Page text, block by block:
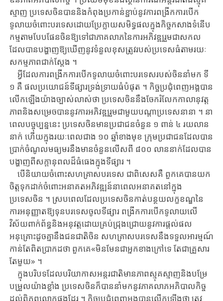
ស្មាញ ​ប្រទេស​ចិន​បាន​និង​កំពុង​ប្រកាន់​ខ្ជាប់​នូវ​ការ​ពង្រីក​ការបើក
ទូលាយ​ចំពោះ​បរទេស​ដោយ​ប្រែ​ក្លាយ​សមិទ្ធ​ផល​ក្នុង​កិច្ច​កសាងទំនើប
កម្មតាមបែបផែនចិន​ឱ្យ​ទៅជា​ភាគលាភ​នៃ​ការ​អភិវឌ្ឍរួម​ជាសកល ​
ដែល​បាន​បង្ហាញឱ្យឃើញនូវទំនួលខុស​ត្រូវ​របស់​ប្រទេស​ធំ​តាម​រយៈ​
សកម្មភាពជាក់ស្តែង ​។
អ្វីដែល​ការ​ពង្រីក​ការបើកទូលាយ​ចំពោះ​បរទេស​របស់​ចិន​​នាំមក ​ទី ​
១ ​គឺ ​ផលប្រយោជន៍​ទីផ្សារ​ទ្រង់​ទ្រាយ​ធំបំផុត ​។ ​កិច្ចប្រជុំពេញអង្គ​បាន​
លើក​ឡើង​យ៉ាងច្បាស់លាស់​ថា ​ប្រទេសចិន​នឹង​ចែករំលែកកាលានុវត្ត
ភាព​និង​សម្រេចបាននូវការអភិវឌ្ឍរួម​ជាមួយ​បណ្តា​ប្រទេស​នា​នា ​។ ​នា
ពេល​បច្ចុ​ប្បន្ន​នេះ ​ប្រទេសចិន​មាន​ប្រជាជនចំនួន ​១ ​ពាន់ ​៤ ​រយ​លាន​
នាក់ ​ហើយ​ក្នុង​រយៈពេល​ជាង ​១០ ​ឆ្នាំខាងមុខ ​ក្រុម​ប្រជាជន​ដែលបាន
ប្រាក់ចំណូល​មធ្យមរ​នឹង​មាន​ចំនួន​លើស​ពី ​៨០០ ​លាននាក់​ដែលបាន​
បង្ហាញពីសក្តានុពលដ៏​ធំធេង​ក្នុង​ទីផ្សារ ​។
បើនិយាយចំពោះ​សហគ្រាសបរទេស ​ជាពិសេសគឺ ​ពួកគេ​បាន​យក
ចិត្តទុកដាក់ចំពោះ​អនាគត​អភិវឌ្ឍន៍​នាពេលអនាគត​នៅក្នុង
ប្រទេសចិន ​។ ​ស្រ​ប​ពេល​ដែលប្រទេសចិន​កាត់​បន្ថយ​លក្ខខណ្ឌ​នៃ
ការអនុញ្ញាតឱ្យទុនបរទេសចូលទីផ្សារ ​ពង្រីក​ការបើកទូលាយ​លើ​
វិស័យ​ពាក់ព័ន្ធ​និង​អនុវត្ត​ដោយ​គ្រប់​ជ្រុងជ្រោយ​នូវ​ការផ្តល់ផល
អនុគ្រោះដូចគ្នា​នឹង​ជនជាតិ​ចិន ​សហគ្រាស​បរទេស​នឹង​ទទួលអារម្មណ៍
កាន់តែ​ពិតប្រាកដថា ​ពួកគេ​«មិនមែនជា​អ្នក​ខាង​ក្រៅទេ ​តែ​ជា​គ្រួសារ
តែមួយ» ​។
ក្នុងបរិបទ​ដែល​បរិយាកាសអន្តរជាតិ​មានភាពស្មុគស្មាញ​និង​បម្រែ
បម្រួលយ៉ាង​ខ្លាំង ​ប្រទេសចិន​ក៏​បាន​នាំមក​នូវ​ភាគ​លាភ​អភិ​បាលកិច្ច
ដល់​ពិភព​លោក​ផងដែរ ​។ ​កិច្ចប្រជុំ​ពេញ​អង្គ​បានលើកឡើង​ថា ​ត្រូវ​